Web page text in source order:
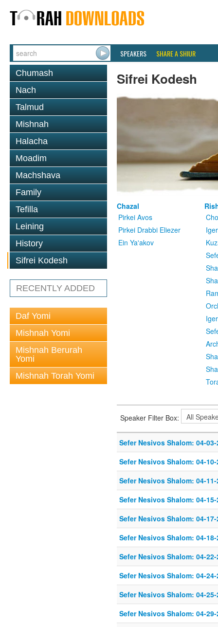
SPEAKERS SHARE A SHIUR
Chumash
Nach
Talmud
Mishnah
Halacha
Moadim
Machshava
Family
Tefilla
Leining
History
Sifrei Kodesh
RECENTLY ADDED
Daf Yomi
Mishnah Yomi
Mishnah Berurah
Yomi
Mishnah Torah Yomi
Sifrei Kodesh
Chazal
Pirkei Avos
Pirkei Drabbi Eliezer
Ein Ya'akov
Speaker Filter Box:
Sefer Nesivos Shalom: 04-03-
Sefer Nesivos Shalom: 04-10-
Sefer Nesivos Shalom: 04-11-
Sefer Nesivos Shalom: 04-15-
Sefer Nesivos Shalom: 04-17-
Sefer Nesivos Shalom: 04-18-
Sefer Nesivos Shalom: 04-22-
Sefer Nesivos Shalom: 04-24-
Sefer Nesivos Shalom: 04-25-
Sefer Nesivos Shalom: 04-29-